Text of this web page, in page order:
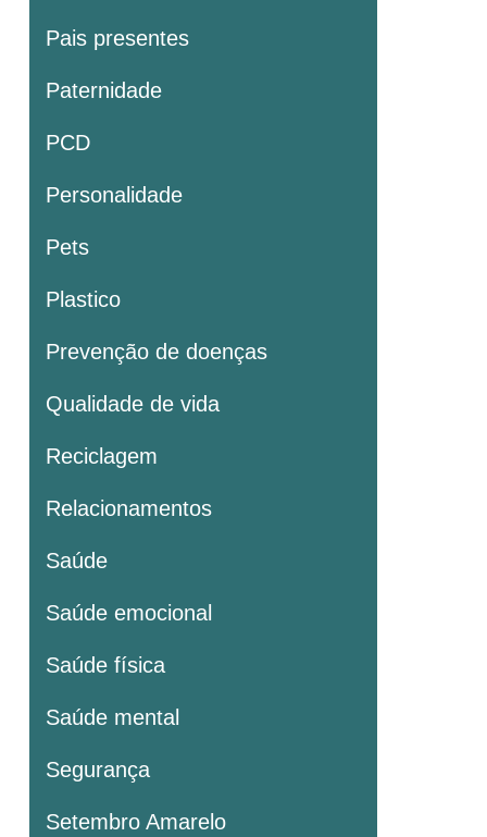
Pais presentes
Paternidade
PCD
Personalidade
Pets
Plastico
Prevenção de doenças
Qualidade de vida
Reciclagem
Relacionamentos
Saúde
Saúde emocional
Saúde física
Saúde mental
Segurança
Setembro Amarelo